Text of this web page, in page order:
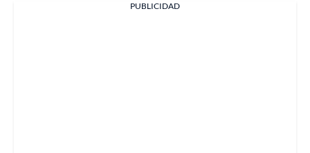
PUBLICIDAD